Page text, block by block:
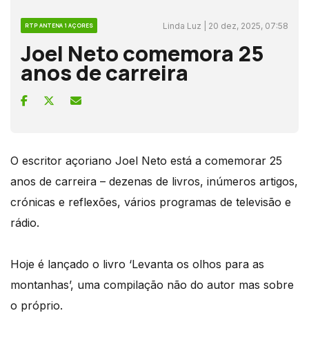
RTP ANTENA 1 AÇORES Linda Luz | 20 dez, 2025, 07:58
Joel Neto comemora 25
anos de carreira
O escritor açoriano Joel Neto está a comemorar 25
anos de carreira – dezenas de livros, inúmeros artigos,
crónicas e reflexões, vários programas de televisão e
rádio.
Hoje é lançado o livro ‘Levanta os olhos para as
montanhas’, uma compilação não do autor mas sobre
o próprio.